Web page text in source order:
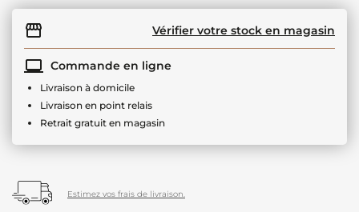
Vérifier votre stock en magasin
Commande en ligne
Livraison à domicile
Livraison en point relais
Retrait gratuit en magasin
Estimez vos frais de livraison.